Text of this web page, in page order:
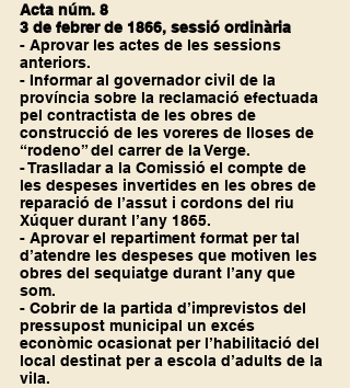
Acta núm. 8
3 de febrer de 1866, sessió ordinària
- Aprovar les actes de les sessions
anteriors.
- Informar al governador civil de la
província sobre la reclamació efectuada
pel contractista de les obres de
construcció de les voreres de lloses de
“rodeno” del carrer de la Verge.
- Traslladar a la Comissió el compte de
les despeses invertides en les obres de
reparació de l’assut i cordons del riu
Xúquer durant l’any 1865.
- Aprovar el repartiment format per tal
d’atendre les despeses que motiven les
obres del sequiatge durant l’any que
som.
- Cobrir de la partida d’imprevistos del
pressupost municipal un excés
econòmic ocasionat per l’habilitació del
local destinat per a escola d’adults de la
vila.